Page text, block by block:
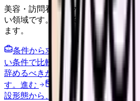
美容・訪問看護・クリニック・夜勤
い領域です。希望条件を先に整理す
ます。
条件から求人を見る
夜勤回数・
い条件で比較できます。
進む
職
辞めるべきか迷う前に、悩みの種類
す。 進む 給料コンパスで比較する
設形態から、今の給料の現在地を確